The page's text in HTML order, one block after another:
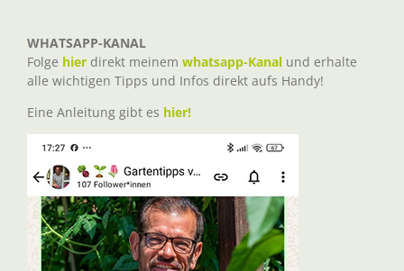
WHATSAPP-KANAL
Folge hier direkt meinem whatsapp-Kanal und erhalte
alle wichtigen Tipps und Infos direkt aufs Handy!
Eine Anleitung gibt es hier!